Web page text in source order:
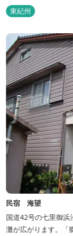
東紀州
民宿 海望
国道42号の七里御
灘が広がります。「